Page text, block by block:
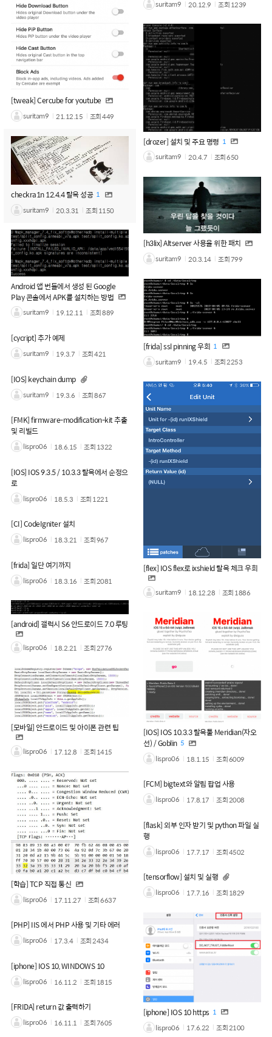
[tweak] Cercube for youtube
suritam9 21.12.15 조회449
suritam9 20.12.9 조회1239
[drozer] 설치 및 주요 명령 1
suritam9
20.4.7 조회650
checkra1n 12.4.4 탈옥 성공 1
suritam9
20.3.31 조회1150
[h3lix] Altserver 사용을 위한 패치
suritam9 20.3.14 조회799
Android 앱 번들에서 생성 된 Google
Play 콘솔에서 APK를 설치하는 방법
suritam9 19.12.11 조회889
[frida] ssl pinning 우회 1
suritam9
19.4.5 조회2253
[cycript] 추가 예제
suritam9 19.3.7 조회421
[IOS] keychain dump
suritam9 19.3.6 조회867
[flex] IOS flex로 ixshield 탈옥 체크 우회
suritam9 18.12.28 조회1886
[FMK] firmware-modification-kit 추출
및 리빌드
lispro06 18.6.15 조회1322
[IOS] IOS 9.3.5 / 10.3.3 탈옥에서 순정으
로
lispro06 18.5.3 조회1221
[CI] CodeIgniter 설치
lispro06 18.3.21 조회967
[frida] 일단 여기까지
lispro06 18.3.16 조회2081
[android] 갤럭시 S6 안드로이드 7.0 루팅
lispro06 18.2.21 조회2776
[IOS] IOS 10.3.3 탈옥툴 Meridian(자오
선) / Goblin 5
lispro06
18.1.15 조회6009
[모바일] 안드로이드 및 아이폰 관련 팁
lispro06 17.12.8 조회1415
[학습] TCP 직접 통신
lispro06 17.11.27 조회6637
[FCM] bigtext와 알림 팝업 사용
lispro06 17.8.17 조회2008
[flask] 외부 인자 받기 및 python 파일 실
행
lispro06 17.7.17 조회4502
[tensorflow] 설치 및 실행
lispro06 17.7.16 조회1829
[iphone] IOS 10 https 1
lispro06
17.6.22 조회2100
[PHP] IIS 에서 PHP 사용 및 기타 에러
lispro06 17.3.4 조회2434
[iphone] IOS 10, WINDOWS 10
lispro06 16.11.2 조회1815
[FRIDA] return 값 출력하기
lispro06 16.11.1 조회7605